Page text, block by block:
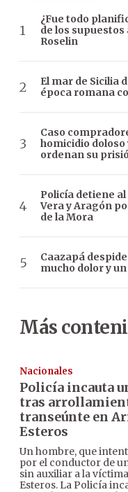
¿Fue todo
de los
Roselin
El mar de Sicilia
época romana
Caso
homicidio
ordenan su
Policía detiene
Vera y Aragón
de la Mora
Caazapá
mucho dolor y
Más
Nacionales
Policía incauta
tras
transeúnte en
Esteros
Un hombre, que
por el conductor de
sin auxiliar a la
Esteros. La Policía